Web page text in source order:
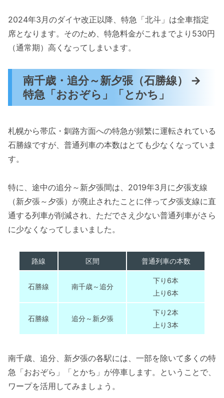
2024年3月のダイヤ改正以降、特急「北斗」は全車指定
席となります。そのため、特急料金がこれまでより530円
（通常期）高くなってしまいます。
南千歳・追分～新夕張（石勝線） →
特急「おおぞら」「とかち」
札幌から帯広・釧路方面への特急が頻繁に運転されている
石勝線ですが、普通列車の本数はとても少なくなっていま
す。
特に、途中の追分～新夕張間は、2019年3月に夕張支線
（新夕張～夕張）が廃止されたことに伴って夕張支線に直
通する列車が削減され、ただでさえ少ない普通列車がさら
に少なくなってしまいました。
路線 区間 普通列車の本数
石勝線 南千歳～追分
下り6本
上り6本
石勝線 追分～新夕張
下り2本
上り3本
南千歳、追分、新夕張の各駅には、一部を除いて多くの特
急「おおぞら」「とかち」が停車します。ということで、
ワープを活用してみましょう。